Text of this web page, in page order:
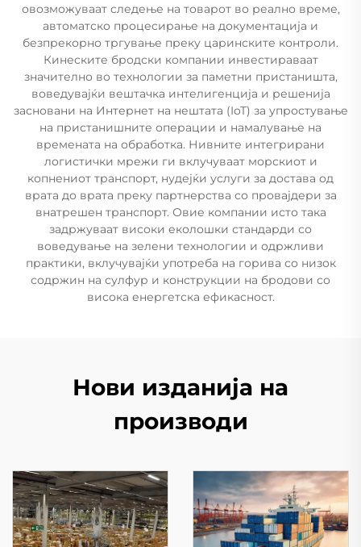
овозможуваат следење на товарот во реално време,
автоматско процесирање на документација и
безпрекорно тргување преку царинските контроли.
Кинеските бродски компании инвестираваат
значително во технологии за паметни пристаништа,
воведувајќи вештачка интелигенција и решенија
засновани на Интернет на нештата (IoT) за упростување
на пристанишните операции и намалување на
времената на обработка. Нивните интегрирани
логистички мрежи ги вклучуваат морскиот и
копнениот транспорт, нудејќи услуги за достава од
врата до врата преку партнерства со провајдери за
внатрешен транспорт. Овие компании исто така
задржуваат високи еколошки стандарди со
воведување на зелени технологии и одржливи
практики, вклучувајќи употреба на горива со низок
содржин на сулфур и конструкции на бродови со
висока енергетска ефикасност.
Нови изданија на
производи